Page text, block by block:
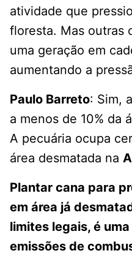
atividade que
floresta. Mas outras
uma geração em
aumentando a
Paulo Barreto: Sim,
a menos de 10% da
A pecuária ocupa
área desmatada na
Plantar cana para
em área já
limites legais, é
emissões de